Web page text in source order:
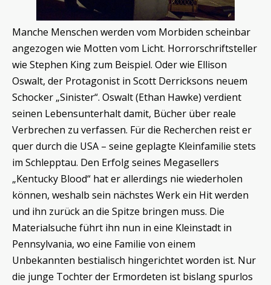
Manche Menschen werden vom Morbiden scheinbar
angezogen wie Motten vom Licht. Horrorschriftsteller
wie Stephen King zum Beispiel. Oder wie Ellison
Oswalt, der Protagonist in Scott Derricksons neuem
Schocker „Sinister“. Oswalt (Ethan Hawke) verdient
seinen Lebensunterhalt damit, Bücher über reale
Verbrechen zu verfassen. Für die Recherchen reist er
quer durch die USA – seine geplagte Kleinfamilie stets
im Schlepptau. Den Erfolg seines Megasellers
„Kentucky Blood“ hat er allerdings nie wiederholen
können, weshalb sein nächstes Werk ein Hit werden
und ihn zurück an die Spitze bringen muss. Die
Materialsuche führt ihn nun in eine Kleinstadt in
Pennsylvania, wo eine Familie von einem
Unbekannten bestialisch hingerichtet worden ist. Nur
die junge Tochter der Ermordeten ist bislang spurlos